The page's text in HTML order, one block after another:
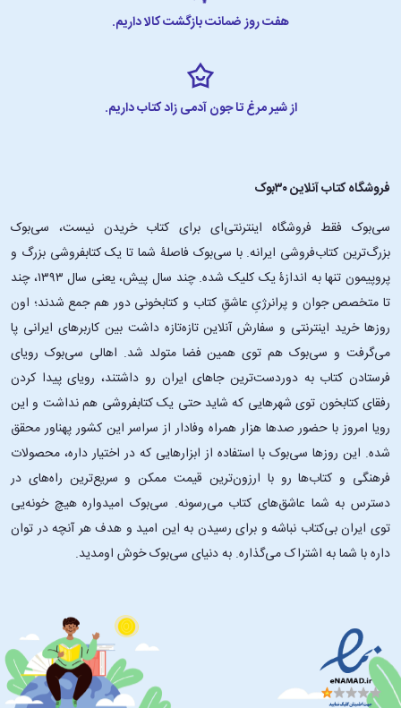
هفت روز ضمانت بازگشت کالا داریم.
از شیر مرغ تا جون آدمی زاد کتاب داریم.
فروشگاه کتاب آنلاین ۳۰بوک
سی‌بوک فقط فروشگاه اینترنتی‌ای برای کتاب خریدن نیست، سی‌بوک
بزرگ‌ترین کتاب‌فروشی ایرانه. با سی‌بوک فاصلۀ شما تا یک کتابفروشی بزرگ و
پروپیمون تنها به اندازۀ یک کلیک شده. چند سال پیش، یعنی سال ۱۳۹۳، چند
تا متخصص جوان و پرانرژیِ عاشقِ کتاب و کتابخونی دور هم جمع شدند؛ اون‌
روزها خرید اینترنتی و سفارش آنلاین تازه‌تازه داشت بین کاربرهای ایرانی پا
می‌گرفت و سی‌بوک هم توی همین فضا متولد شد. اهالی سی‌بوک رویای
فرستادن کتاب به دوردست‌ترین جاهای ایران رو داشتند، رویای پیدا کردن
رفقای کتابخون توی شهرهایی که شاید حتی یک کتابفروشی هم نداشت و این
رویا امروز با حضور صدها هزار همراه وفادار از سراسر این کشور پهناور محقق
شده. این ‌روزها سی‌بوک با استفاده از ابزارهایی که در اختیار داره، محصولات
فرهنگی و کتاب‌ها رو با ارزون‌ترین قیمت ممکن و سریع‌ترین راه‌های در
دسترس به شما عاشق‌های کتاب می‌رسونه. سی‌بوک امیدواره هیچ خونه‌یی
توی ایران بی‌کتاب نباشه و برای رسیدن به این امید و هدف هر آنچه در توان
داره با شما به اشتراک می‌گذاره. به دنیای سی‌بوک خوش اومدید.